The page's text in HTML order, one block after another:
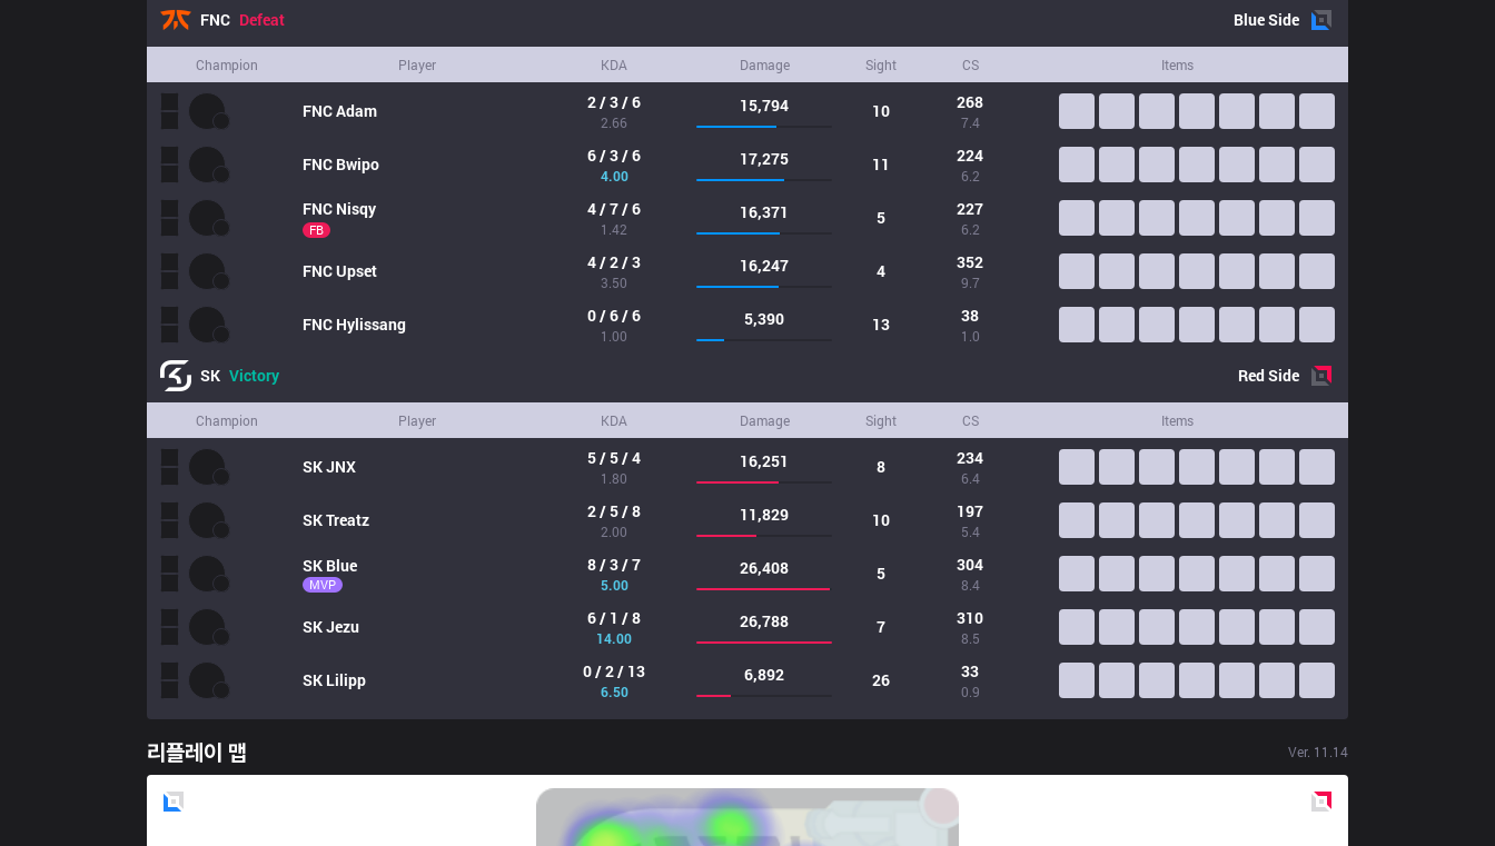
FNC Defeat BlueSide
Champion Player KDA Damage Sight CS Items
FNCAdam 2 / 3 / 6
2.66
15,794 10 268
7.4
FNC Bwipo 6 / 3 / 6
4.00
17,275 11 224
6.2
FNC Nisqy
FB
4 / 7 / 6
1.42
16,371 5 227
6.2
FNCUpset 4 / 2 / 3
3.50
16,247 4 352
9.7
FNC Hylissang 0 / 6 / 6
1.00
5,390 13 38
1.0
SK Victory RedSide
Champion Player KDA Damage Sight CS Items
SKJNX 5 / 5 / 4
1.80
16,251 8 234
6.4
SKTreatz 2 / 5 / 8
2.00
11,829 10 197
5.4
SK Blue
MVP
8 / 3 / 7
5.00
26,408 5 304
8.4
SKJezu 6 / 1 / 8
14.00
26,788 7 310
8.5
SK Lilipp 0 / 2 / 13
6.50
6,892 26 33
0.9
리플레이 맵 Ver. 11.14